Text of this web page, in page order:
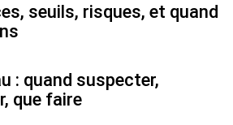
seuils, risques, et quand
: quand suspecter,
que faire